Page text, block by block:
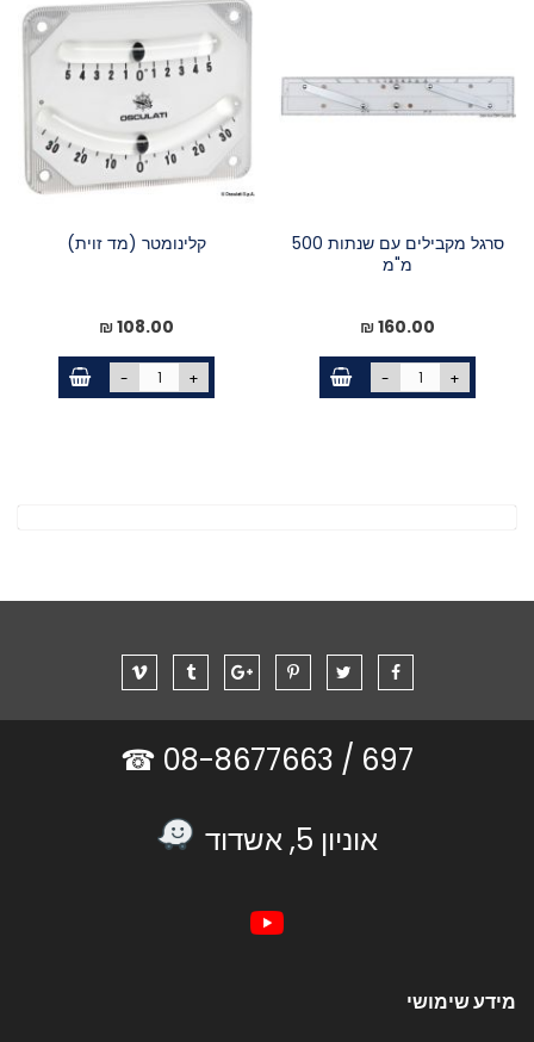
סרגל מקבילים עם שנתות 500
מ"מ
160.00 ₪
- +
קלינומטר (מד זוית)
108.00 ₪
- +
697 /
אוניון 5, אשדוד
מידע שימושי